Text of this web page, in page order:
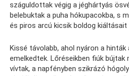
száguldottak végig a jéghártyás
belebuktak a puha hókupacokba, s
és piros arcú kicsik boldog
Kissé távolabb, ahol nyáron a
emelkedtek. Lőréseikben fiúk
vívtak, a napfényben szikrázó